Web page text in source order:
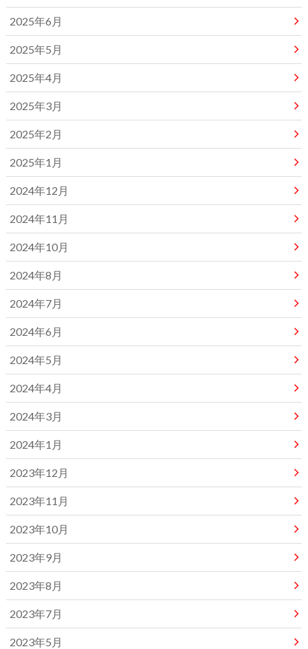
2025年6月
2025年5月
2025年4月
2025年3月
2025年2月
2025年1月
2024年12月
2024年11月
2024年10月
2024年8月
2024年7月
2024年6月
2024年5月
2024年4月
2024年3月
2024年1月
2023年12月
2023年11月
2023年10月
2023年9月
2023年8月
2023年7月
2023年5月